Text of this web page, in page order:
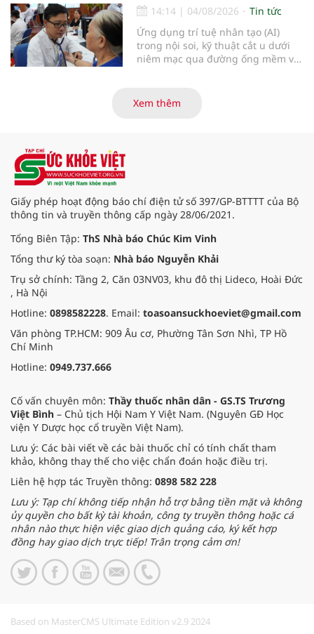
14:14 | 04/08/2026
Tin tức
Ứng dụng trí tuệ nhân tạo (AI)
trong nội soi, kỹ thuật cắt u dưới
niêm mạc qua đường ống mềm và
là những nội dung trọng tâm được
báo cáo tại Hội thảo khoa học cập
Xem thêm
Giấy phép hoạt động báo chí điện tử số 397/GP-BTTTT của Bộ
thông tin và truyền thông cấp ngày 28/06/2021.
Tổng Biên Tập: ThS Nhà báo Chúc Kim Vinh
Tổng thư ký tòa soạn: Nhà báo Nguyễn Khải
Trụ sở chính: Tầng 2, Căn 03NV03, khu đô thị Lideco, Hoài Đức
, Hà Nội
Hotline: 0898582228. Email: toasoansuckhoeviet@gmail.com
Văn phòng TP.HCM: 909 Âu cơ, Phường Tân Sơn Nhì, TP Hồ
Chí Minh
Hotline: 0949.737.666
Cố vấn chuyên môn: Thầy thuốc nhân dân - GS.TS Trương
Việt Bình – Chủ tịch Hội Nam Y Việt Nam. (Nguyên GĐ Học
viện Y Dược học cổ truyền Việt Nam).
Lưu ý: Các bài viết về các bài thuốc chỉ có tính chất tham
khảo, không thay thế cho việc chẩn đoán hoặc điều trị.
Liên hệ hợp tác Truyền thông: 0898 582 228
Lưu ý: Tạp chí không tiếp nhận hỗ trợ bằng tiền mặt và không
ủy quyền cho bất kỳ tài khoản, công ty truyền thông hoặc cá
nhân nào thực hiện việc giao dịch quảng cáo, ký kết hợp
đồng hay giao dịch trực tiếp! Trân trọng cảm ơn!
Based on MasterCMS Ultimate Edition v2.9 2024